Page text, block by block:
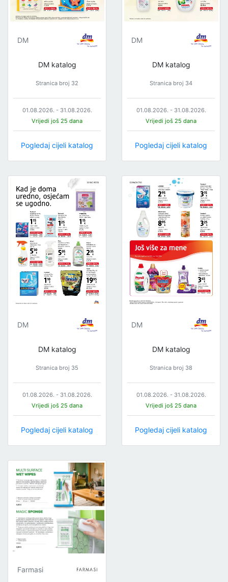
DM
DM katalog
Stranica broj 32
01.08.2026. - 31.08.2026.
Vrijedi još 25 dana
Pogledaj cijeli katalog
DM
DM katalog
Stranica broj 34
01.08.2026. - 31.08.2026.
Vrijedi još 25 dana
Pogledaj cijeli katalog
DM
DM katalog
Stranica broj 35
01.08.2026. - 31.08.2026.
Vrijedi još 25 dana
Pogledaj cijeli katalog
DM
DM katalog
Stranica broj 38
01.08.2026. - 31.08.2026.
Vrijedi još 25 dana
Pogledaj cijeli katalog
Farmasi